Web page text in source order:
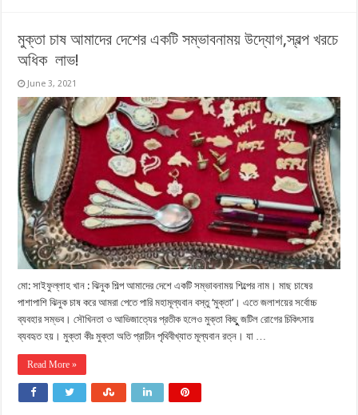
মুক্তা চাষ আমাদের দেশের একটি সম্ভাবনাময় উদ্যোগ,স্বল্প খরচে
অধিক লাভ!
June 3, 2021
মো: সাইফুল্লাহ খান : ঝিনুক শিল্প আমাদের দেশে একটি সম্ভাবনাময় শিল্পের নাম। মাছ চাষের
পাশাপাশি ঝিনুক চাষ করে আমরা পেতে পারি মহামূল্যবান বস্তু ‘মুক্তা’। এতে জলাশয়ের সর্বোচ্চ
ব্যবহার সম্ভব। সৌখিনতা ও আভিজাত্যের প্রতীক হলেও মুক্তা কিছুু জটিল রোগের চিকিৎসায়
ব্যবহৃত হয়। মুক্তা কীঃ মুক্তা অতি প্রাচীন পৃথিবীখ্যাত মূল্যবান রত্ন। যা …
Read More »